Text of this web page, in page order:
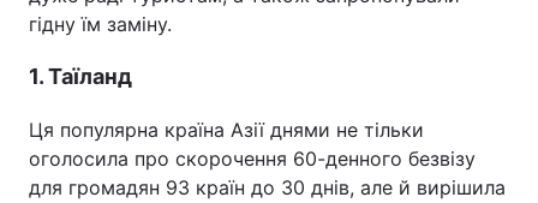
гідну їм заміну.
1. Таїланд
Ця популярна країна Азії днями не тільки
оголосила про скорочення 60-денного безвізу
для громадян 93 країн до 30 днів, але й вирішила